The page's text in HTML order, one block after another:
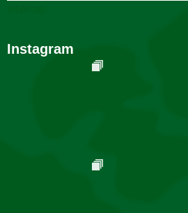
Instagram